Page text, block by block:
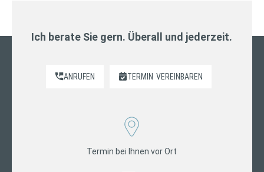
Ich berate Sie gern. Überall und jederzeit.
ANRUFEN TERMIN VEREINBAREN
Termin bei Ihnen vor Ort